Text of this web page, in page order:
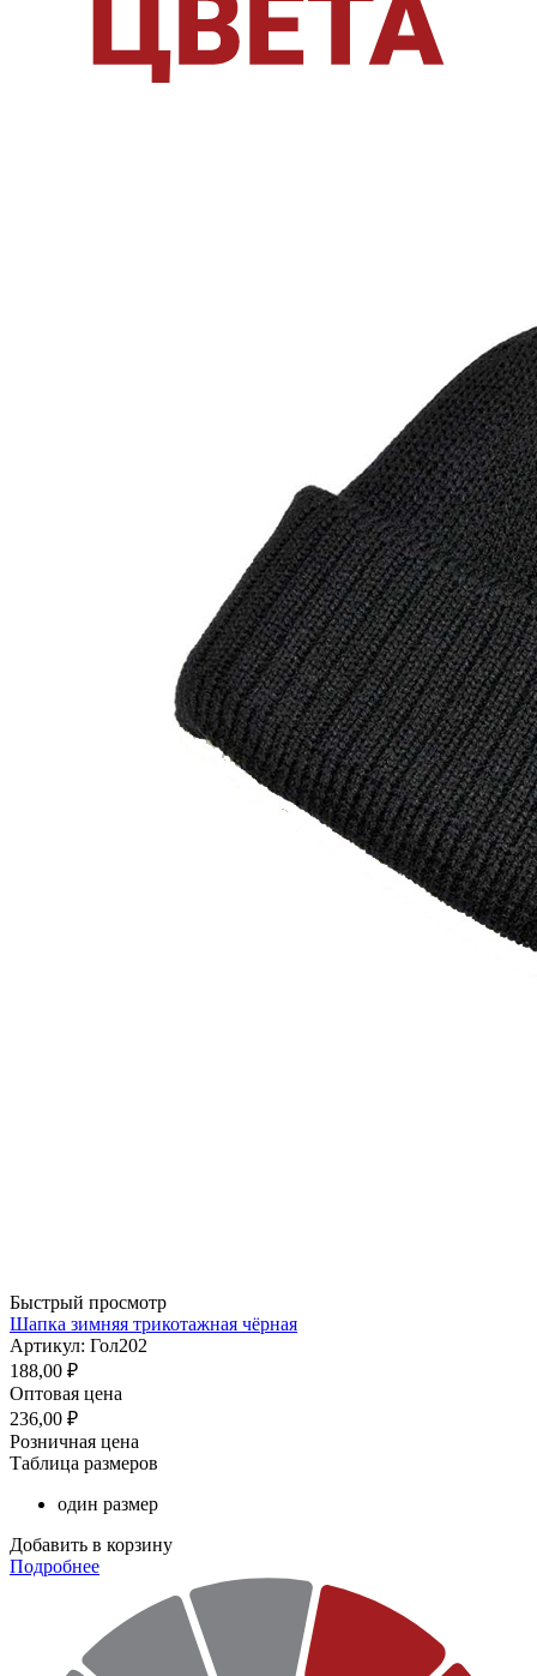
Быстрый просмотр
Шапка зимняя трикотажная чёрная
Артикул: Гол202
188,00 ₽
Оптовая цена
236,00 ₽
Розничная цена
Таблица размеров
один размер
Добавить в корзину
Подробнее